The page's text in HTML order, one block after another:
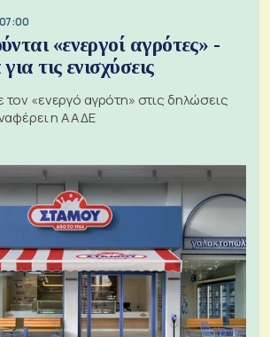
«ενεργοί αγρότες» -
τις ενισχύσεις
«ενεργό αγρότη» στις δηλώσεις
η ΑΑΔΕ